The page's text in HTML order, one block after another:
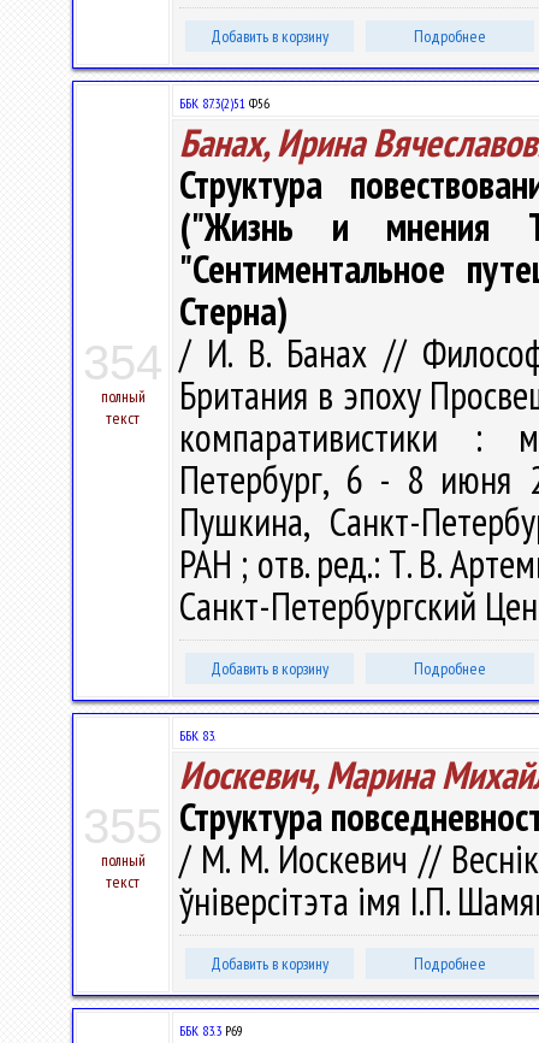
Добавить в корзину Подробнее
354
полный
текст
ББК 87.3(2)51 Ф56
Банах, Ирина
Структура
("Жизнь и мнения
"Сентиментальное
Стерна)
/ И. В. Банах //
Британия в эпоху
компаративистики :
Петербург, 6 - 8 июня
Пушкина, Санкт-
РАН ; отв. ред.: Т. В.
Санкт-Петербургский
Добавить в корзину Подробнее
355
полный
текст
ББК 83.
Иоскевич, Марина
Структура
/ М. М. Иоскевич // Веснік
ўніверсітэта імя І.П.
Добавить в корзину Подробнее
ББК 83.3 Р69